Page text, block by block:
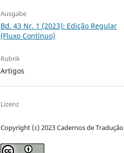
Ausgabe
Bd. 43 Nr. 1 (2023): Edição Regular
(Fluxo Contínuo)
Rubrik
Artigos
Lizenz
Copyright (c) 2023 Cadernos de Tradução